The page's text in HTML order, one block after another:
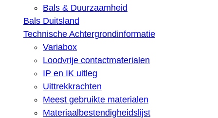
Bals & Duurzaamheid
Bals Duitsland
Technische Achtergrondinformatie
Variabox
Loodvrije contactmaterialen
IP en IK uitleg
Uittrekkrachten
Meest gebruikte materialen
Materiaalbestendigheidslijst